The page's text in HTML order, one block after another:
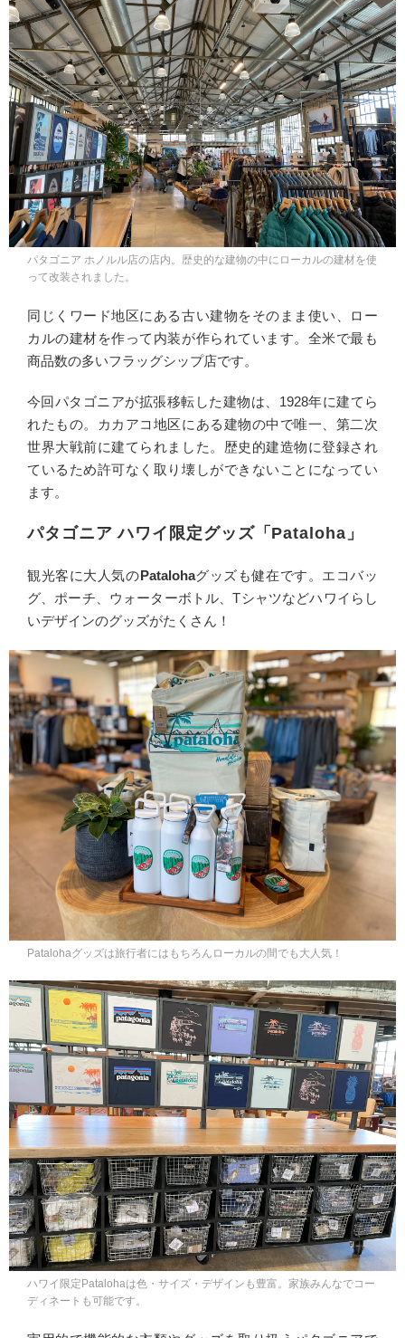
パタゴニア ホノルル店の店内。歴史的な建物の中にローカルの建材を使
って改装されました。
同じくワード地区にある古い建物をそのまま使い、ロー
カルの建材を作って内装が作られています。全米で最も
商品数の多いフラッグシップ店です。
今回パタゴニアが拡張移転した建物は、1928年に建てら
れたもの。カカアコ地区にある建物の中で唯一、第二次
世界大戦前に建てられました。歴史的建造物に登録され
ているため許可なく取り壊しができないことになってい
ます。
パタゴニア ハワイ限定グッズ「Pataloha」
観光客に大人気のPatalohaグッズも健在です。エコバッ
グ、ポーチ、ウォーターボトル、Tシャツなどハワイらし
いデザインのグッズがたくさん！
Patalohaグッズは旅行者にはもちろんローカルの間でも大人気！
ハワイ限定Patalohaは色・サイズ・デザインも豊富。家族みんなでコー
ディネートも可能です。